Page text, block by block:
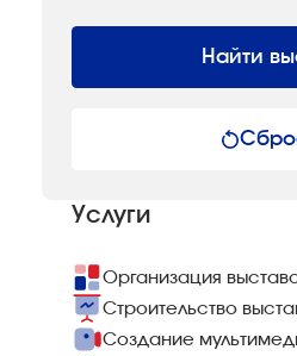
Найти
Услуги
Создание